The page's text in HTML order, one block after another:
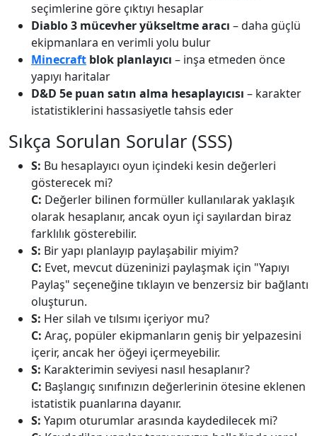
seçimlerine göre çıktıyı hesaplar
Diablo 3 mücevher yükseltme aracı – daha güçlü
ekipmanlara en verimli yolu bulur
Minecraft blok planlayıcı – inşa etmeden önce
yapıyı haritalar
D&D 5e puan satın alma hesaplayıcısı – karakter
istatistiklerini hassasiyetle tahsis eder
Sıkça Sorulan Sorular (SSS)
S: Bu hesaplayıcı oyun içindeki kesin değerleri
gösterecek mi?
C: Değerler bilinen formüller kullanılarak yaklaşık
olarak hesaplanır, ancak oyun içi sayılardan biraz
farklılık gösterebilir.
S: Bir yapı planlayıp paylaşabilir miyim?
C: Evet, mevcut düzeninizi paylaşmak için "Yapıyı
Paylaş" seçeneğine tıklayın ve benzersiz bir bağlantı
oluşturun.
S: Her silah ve tılsımı içeriyor mu?
C: Araç, popüler ekipmanların geniş bir yelpazesini
içerir, ancak her öğeyi içermeyebilir.
S: Karakterimin seviyesi nasıl hesaplanır?
C: Başlangıç sınıfınızın değerlerinin ötesine eklenen
istatistik puanlarına dayanır.
S: Yapım oturumlar arasında kaydedilecek mi?